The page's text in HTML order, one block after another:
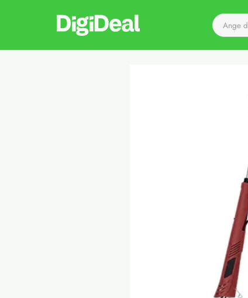
Till startsidan